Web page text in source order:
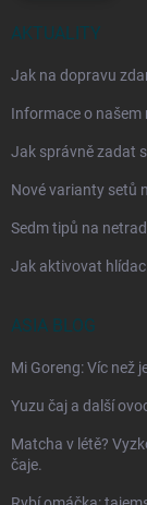
AKTUALITY
Jak na dopravu
Informace o našem
Jak správně zadat
Nové varianty setů
Sedm tipů na
Jak aktivovat
ASIA BLOG
Mi Goreng: Víc než
Yuzu čaj a další
Matcha v létě?
čaje.